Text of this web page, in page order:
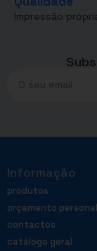
Impressão
Informação
produtos
orçamento
contactos
catálogo geral